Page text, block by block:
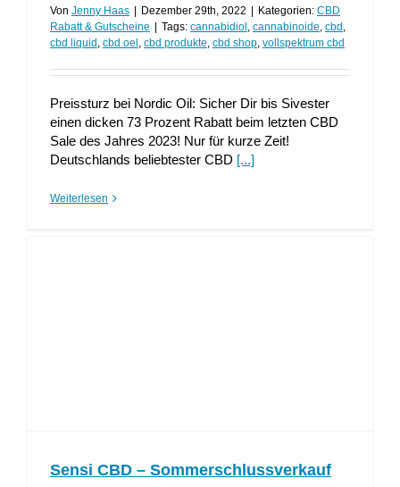
Von Jenny Haas Dezember 29th, 2022 Kategorien: CBD
Rabatt & Gutscheine
Tags: cannabidiol , cannabinoide, cbd ,
cbd liquid , cbd oel , cbd produkte, cbd shop, vollspektrum cbd
Preissturz bei Nordic Oil: Sicher Dir bis Sivester
einen dicken 73 Prozent Rabatt beim letzten CBD
Sale des Jahres 2023! Nur für kurze Zeit!
Deutschlands beliebtester CBD [...]
Weiterlesen
Sensi CBD – Sommerschlussverkauf